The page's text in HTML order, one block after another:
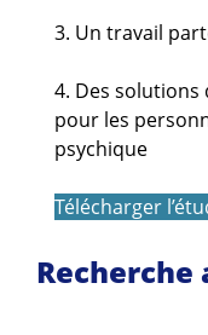
3. Un travail
4. Des solutions
pour les
psychique
Télécharger
Recherche